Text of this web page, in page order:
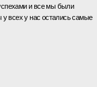
и все мы были
всех у нас остались самые